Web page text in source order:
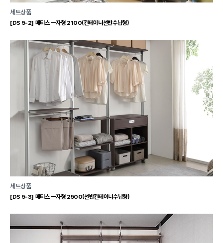
세트상품
[DS 5-2] 메티스 ㅡ자형 2100(컨테이너선반수납형)
세트상품
[DS 5-3] 메티스 ㅡ자형 2500(선반컨테이너수납형)